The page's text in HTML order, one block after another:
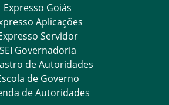
Expresso Goiás
Aplicações
Servidor
SEI Governadoria
de Autoridades
de Governo
de Autoridades